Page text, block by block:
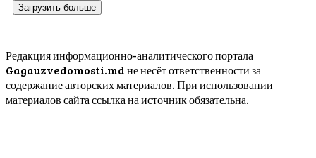
Загрузить больше
Редакция информационно-аналитического портала
Gagauzvedomosti.md не несёт ответственности за
содержание авторских материалов. При использовании
материалов сайта ссылка на источник обязательна.